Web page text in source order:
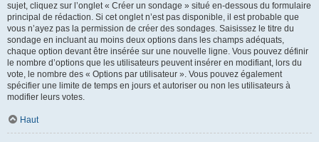
sujet, cliquez sur l’onglet « Créer un sondage » situé en-dessous du formulaire
principal de rédaction. Si cet onglet n’est pas disponible, il est probable que
vous n’ayez pas la permission de créer des sondages. Saisissez le titre du
sondage en incluant au moins deux options dans les champs adéquats,
chaque option devant être insérée sur une nouvelle ligne. Vous pouvez définir
le nombre d’options que les utilisateurs peuvent insérer en modifiant, lors du
vote, le nombre des « Options par utilisateur ». Vous pouvez également
spécifier une limite de temps en jours et autoriser ou non les utilisateurs à
modifier leurs votes.
Haut